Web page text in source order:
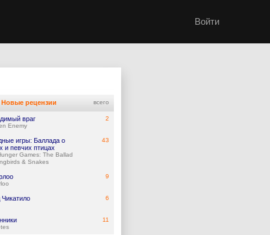
Войти
Новые рецензии всего
враг
Enemy
2
игры: Баллада о
и певчих птицах
Games: The Ballad
& Snakes
43
9
6
11